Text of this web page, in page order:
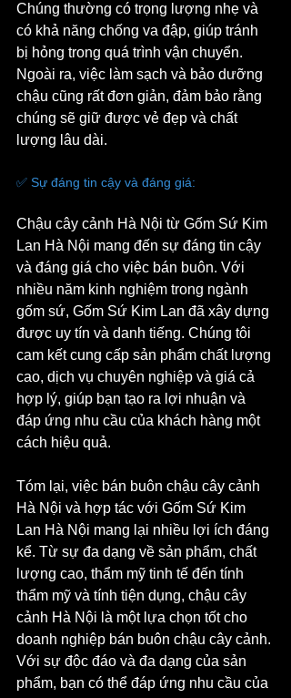
Chúng thường có trọng lượng nhẹ và
có khả năng chống va đập, giúp tránh
bị hỏng trong quá trình vận chuyển.
Ngoài ra, việc làm sạch và bảo dưỡng
chậu cũng rất đơn giản, đảm bảo rằng
chúng sẽ giữ được vẻ đẹp và chất
lượng lâu dài.
✅ Sự đáng tin cậy và đáng giá:
Chậu cây cảnh Hà Nội từ Gốm Sứ Kim
Lan Hà Nội mang đến sự đáng tin cậy
và đáng giá cho việc bán buôn. Với
nhiều năm kinh nghiệm trong ngành
gốm sứ, Gốm Sứ Kim Lan đã xây dựng
được uy tín và danh tiếng. Chúng tôi
cam kết cung cấp sản phẩm chất lượng
cao, dịch vụ chuyên nghiệp và giá cả
hợp lý, giúp bạn tạo ra lợi nhuận và
đáp ứng nhu cầu của khách hàng một
cách hiệu quả.
Tóm lại, việc bán buôn chậu cây cảnh
Hà Nội và hợp tác với Gốm Sứ Kim
Lan Hà Nội mang lại nhiều lợi ích đáng
kể. Từ sự đa dạng về sản phẩm, chất
lượng cao, thẩm mỹ tinh tế đến tính
thẩm mỹ và tính tiện dụng, chậu cây
cảnh Hà Nội là một lựa chọn tốt cho
doanh nghiệp bán buôn chậu cây cảnh.
Với sự độc đáo và đa dạng của sản
phẩm, bạn có thể đáp ứng nhu cầu của